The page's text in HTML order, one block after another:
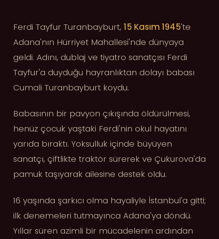
Ferdi Tayfur Turanbayburt, 15 Kasım 1945'te
Adana'nın Hürriyet Mahallesi'nde dünyaya
geldi. Adını, dublaj ve tiyatro sanatçısı Ferdi
Tayfur'a duyduğu hayranlıktan dolayı babası
Cumali Turanbayburt koydu.
Babasının bir pavyon çıkışında öldürülmesi,
henüz çocuk yaştaki Ferdi'nin okul hayatını
yarıda bıraktı. Yoksulluk içinde büyüyen
sanatçı, çiftlikte traktör sürerek ve Çukurova'da
pamuk taşıyarak ailesine destek oldu.
16 yaşında şarkıcı olma hayaliyle İstanbul'a gitti;
ilk denemeleri tutmayınca Adana'ya döndü.
Yıllar süren azimli bir mücadelenin ardından